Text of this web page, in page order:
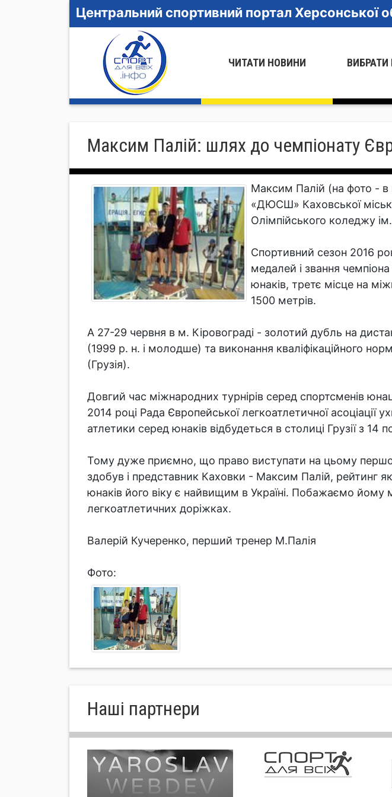
Центральний спортивний портал Херсонської
ЧИТАТИ НОВИНИ
Максим Палій: шлях до чемпіонату
Максим Палій (на фото - в
«ДЮСШ» Каховської
Олімпійського коледжу
Спортивний сезон 2016
медалей і звання
юнаків, третє місце на
1500 метрів.
А 27-29 червня в м. Кіровограді - золотий дубль на
(1999 р. н. і молодше) та виконання кваліфікаційного
(Грузія).
Довгий час міжнародних турнірів серед спортсменів
2014 році Рада Європейської легкоатлетичної
атлетики серед юнаків відбудеться в столиці Грузії з 14
Тому дуже приємно, що право виступати на цьому
здобув і представник Каховки - Максим Палій, рейтинг
юнаків його віку є найвищим в Україні. Побажаємо йому
легкоатлетичних доріжках.
Валерій Кучеренко, перший тренер М.Палія
Фото:
Нашi партнери